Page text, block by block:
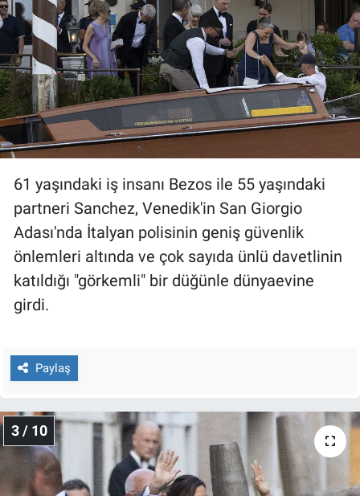
61 yaşındaki iş insanı Bezos ile 55 yaşındaki
partneri Sanchez, Venedik'in San Giorgio
Adası'nda İtalyan polisinin geniş güvenlik
önlemleri altında ve çok sayıda ünlü davetlinin
katıldığı "görkemli" bir düğünle dünyaevine
girdi.
Paylaş
3 / 10
Programlar
Sağlık
Spor
Teknoloji
Türkiye'nin Geleceği
Türkiye'nin Gündemi
Yerel Gündem
Yerel Yaşam